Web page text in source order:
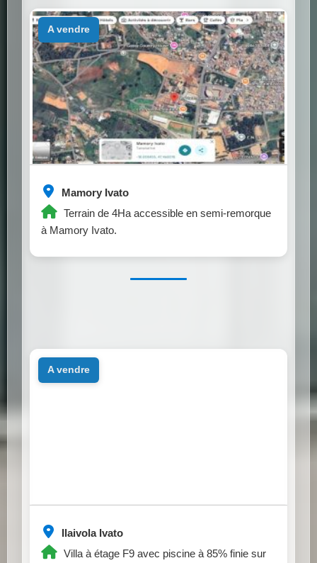
Mamory Ivato
Terrain de 4Ha accessible en semi-remorque
à Mamory Ivato.
a vendre
Ilaivola Ivato
Villa à étage F9 avec piscine à 85% finie sur
a vendre